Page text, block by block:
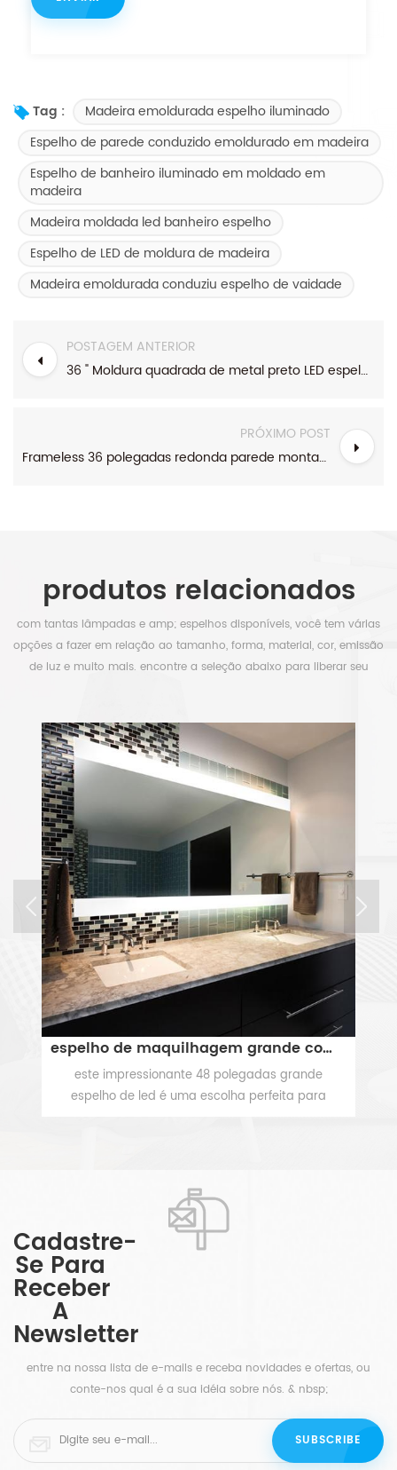
Tag :
Madeira emoldurada espelho iluminado
Espelho de parede conduzido emoldurado em madeira
Espelho de banheiro iluminado em moldado em
madeira
Madeira moldada led banheiro espelho
Espelho de LED de moldura de madeira
Madeira emoldurada conduziu espelho de vaidade
POSTAGEM ANTERIOR
36 " Moldura quadrada de metal preto LED espelho de banheiro iluminado
PRÓXIMO POST
Frameless 36 polegadas redonda parede montagem banheiro led espelho
produtos relacionados
com tantas lâmpadas e amp; espelhos disponíveis, você tem várias
opções a fazer em relação ao tamanho, forma, material, cor, emissão
de luz e muito mais. encontre a seleção abaixo para liberar seu
espelho de maquilhagem grande com luzes
este impressionante 48 polegadas grande
espelho de led é uma escolha perfeita para
imponente. Com cada peça de nossa coleção,
criamos espelhos modernos que definem uma
sala e seu estilo, enquanto trazem essa luz tão
Cadastre-
Se Para
Receber
A
Newsletter
entre na nossa lista de e-mails e receba novidades e ofertas, ou
conte-nos qual é a sua idéia sobre nós. & nbsp;